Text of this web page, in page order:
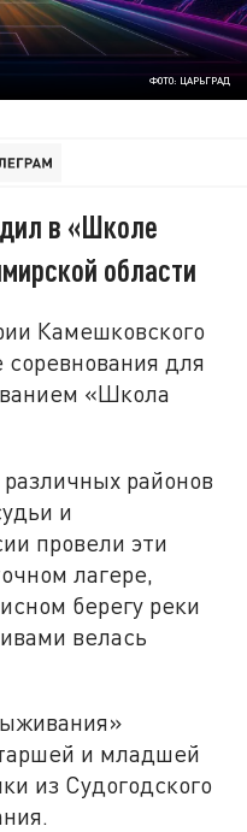
ФОТО: ЦАРЬГРАД
в «Школе
области
Камешковского
для
«Школа
районов
и
провели эти
лагере,
берегу реки
велась
и младшей
из Судогодского